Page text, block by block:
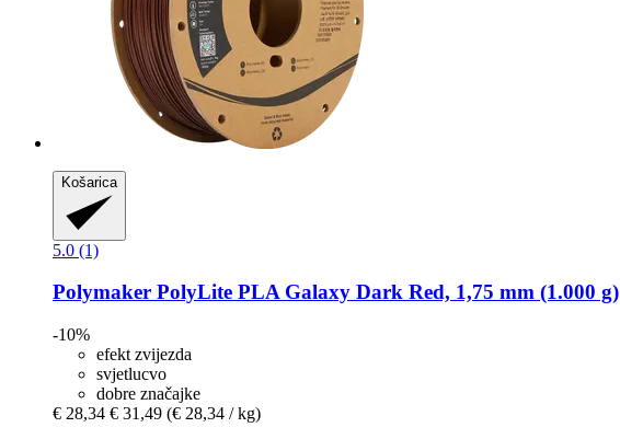
Košarica
5.0 (1)
Polymaker PolyLite PLA Galaxy Dark Red, 1,75 mm (1.000 g)
-10%
efekt zvijezda
svjetlucvo
dobre značajke
€ 28,34 € 31,49 (€ 28,34 / kg)